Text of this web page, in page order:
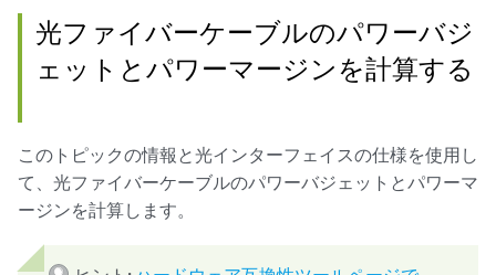
光ファイバーケーブルのパワーバジ
ェットとパワーマージンを計算する
このトピックの情報と光インターフェイスの仕様を使用し
て、光ファイバーケーブルのパワーバジェットとパワーマ
ージンを計算します。